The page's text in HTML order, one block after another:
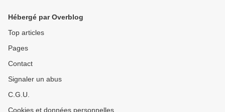
Hébergé par Overblog
Top articles
Pages
Contact
Signaler un abus
C.G.U.
Cookies et données personnelles